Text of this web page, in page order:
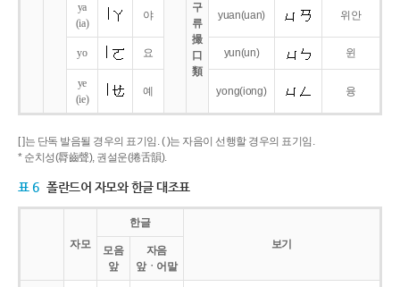
구
류
撮
口
類
ya
(ia)
야 yuan(uan) 위안
yo 요 yun(un) 윈
ye
(ie)
예 yong(iong) 융
[ ]는 단독 발음될 경우의 표기임. ( )는 자음이 선행할 경우의 표기임.
* 순치성(脣齒聲), 권설운(捲舌韻).
표 6 폴란드어 자모와 한글 대조표
자모
한글
보기
모음
앞
자음
앞ㆍ어말